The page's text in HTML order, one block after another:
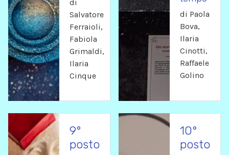
di
Salvatore
Ferraioli,
Fabiola
Grimaldi,
Ilaria
Cinque
di Paola
Bova,
Ilaria
Cinotti,
Raffaele
Golino
9°
posto
10°
posto